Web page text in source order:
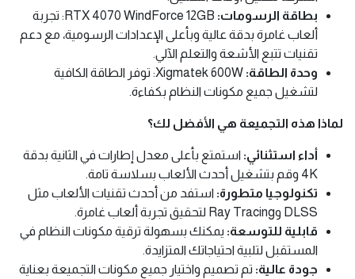
بطاقة الرسومات:
RTX 4070 WindForce 12GB: تجربة
ألعاب غامرة بدقة عالية وبأعلى الإعدادات الرسومية، مع دعم
تقنيات تتبع الأشعة والتعلم الآلي.
وحدة الطاقة:
Xigmatek 600W: توفر الطاقة الكافية
لتشغيل جميع مكونات النظام بكفاءة.
لماذا هذه التجميعة هي الأفضل لك؟
أداء استثنائي: استمتع بأعلى معدل إطارات في الثانية بدقة
4K وقم بتشغيل أحدث الألعاب بسلاسة تامة.
تكنولوجيا متطورة: استفد من أحدث تقنيات الألعاب مثل
DLSS وRay Tracing لتحقيق تجربة ألعاب غامرة.
قابلية للتوسعة: يمكنك بسهولة ترقية مكونات النظام في
المستقبل لتلبية احتياجاتك المتزايدة.
جودة عالية: تم تصميم واختيار جميع مكونات التجميعة بعناية